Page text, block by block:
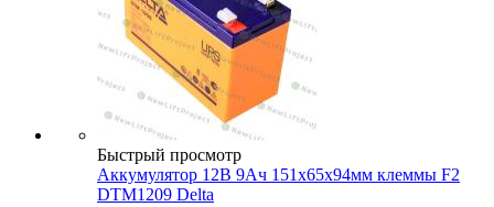
Быстрый просмотр
Аккумулятор 12В 9Ач 151х65х94мм клеммы F2
DTM1209 Delta